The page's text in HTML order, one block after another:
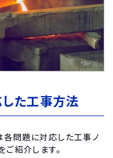
た工事方法
問題に対応した工事ノ
ご紹介します。